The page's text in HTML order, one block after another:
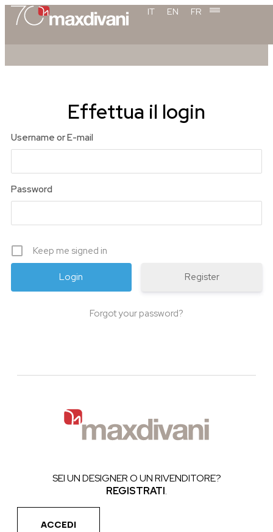
contenuto
IT EN FR
Effettua il login
Username or E-mail
Password
Keep me signed in
Register
Forgot your password?
SEI UN DESIGNER O UN RIVENDITORE?
REGISTRATI.
ACCEDI